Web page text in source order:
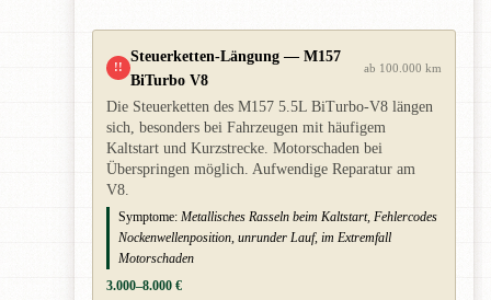
!!
Steuerketten-Längung — M157
BiTurbo V8
ab 100.000 km
Die Steuerketten des M157 5.5L BiTurbo-V8 längen
sich, besonders bei Fahrzeugen mit häufigem
Kaltstart und Kurzstrecke. Motorschaden bei
Überspringen möglich. Aufwendige Reparatur am
V8.
Symptome: Metallisches Rasseln beim Kaltstart, Fehlercodes
Nockenwellenposition, unrunder Lauf, im Extremfall
Motorschaden
3.000–8.000 €